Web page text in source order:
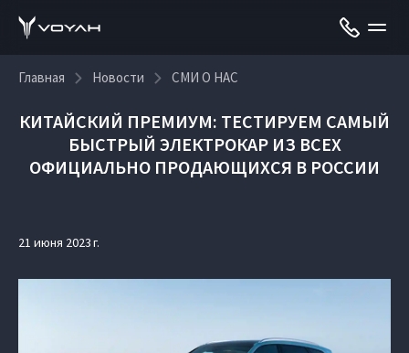
Главная Новости СМИ О НАС
КИТАЙСКИЙ ПРЕМИУМ: ТЕСТИРУЕМ САМЫЙ
БЫСТРЫЙ ЭЛЕКТРОКАР ИЗ ВСЕХ
ОФИЦИАЛЬНО ПРОДАЮЩИХСЯ В РОССИИ
21 июня 2023 г.